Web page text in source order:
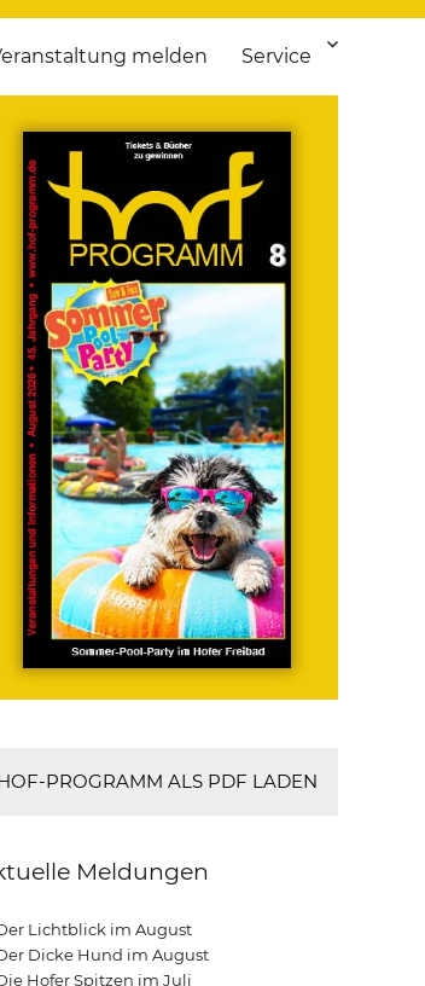
melden Service
PROGRAMM ALS PDF LADEN
Meldungen
Lichtblick im August
Dicke Hund im August
Hofer Spitzen im Juli